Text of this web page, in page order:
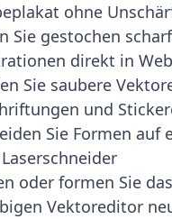
ohne
Sie gestochen
direkt in
Sie saubere
und
Sie Formen
oder formen Sie
Vektoreditor